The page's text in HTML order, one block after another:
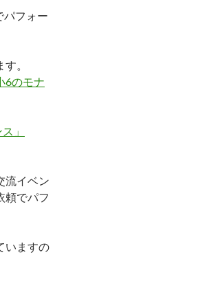
パフォー
。
6のモナ
」
流イベン
頼でパフ
いますの